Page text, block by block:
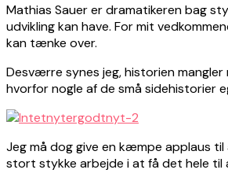
Mathias Sauer er dramatikeren bag
udvikling kan have. For mit
kan tænke over.
Desværre synes jeg, historien
hvorfor nogle af de små sidehistorier
Jeg må dog give en kæmpe applaus
stort stykke arbejde i at få det hele til